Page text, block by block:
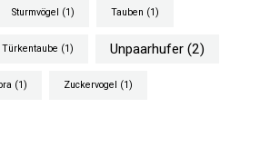
Sturmvögel (1) Tauben (1)
Türkentaube (1) Unpaarhufer (2)
(1) Zuckervogel (1)